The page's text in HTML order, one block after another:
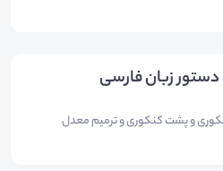
زبان فارسی
و پشت کنکوری و ترمیم معدل